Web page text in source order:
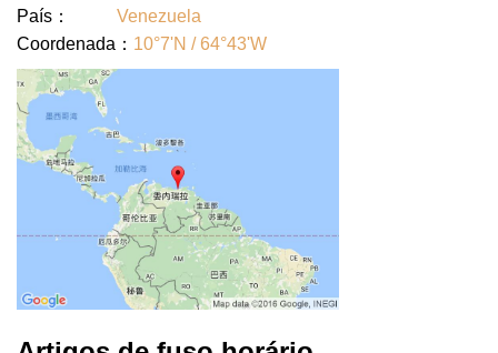
País：
Venezuela
Coordenada： 10°7'N / 64°43'W